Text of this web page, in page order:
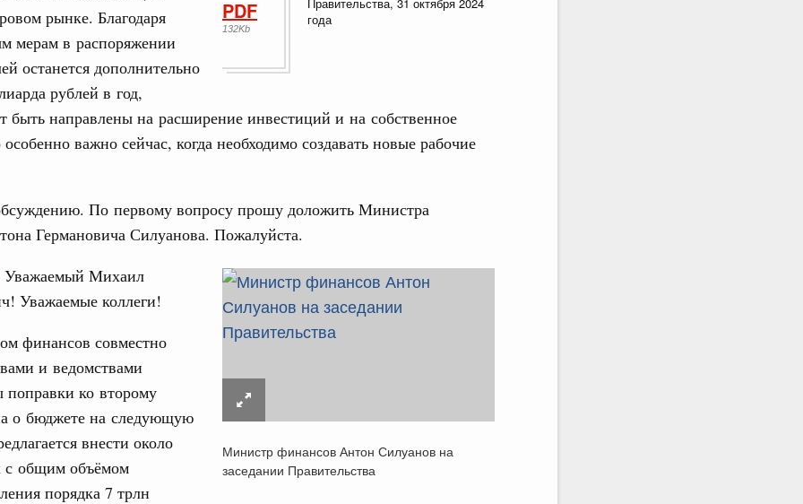
PDF
132Kb
года
рынке. Благодаря
мерам в распоряжении
останется дополнительно
рублей в год,
быть направлены на расширение инвестиций и на собственное
особенно важно сейчас, когда необходимо создавать новые рабочие
По первому вопросу прошу доложить Министра
Германовича Силуанова. Пожалуйста.
Министр финансов Антон Силуанов на
заседании Правительства
Уважаемый Михаил
Уважаемые коллеги!
финансов совместно
и ведомствами
поправки ко второму
о бюджете на следующую
внести около
с общим объёмом
порядка 7 трлн